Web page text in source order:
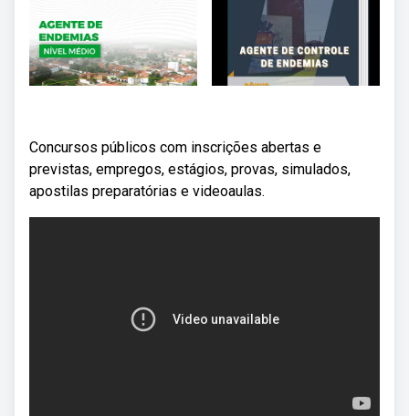
Concursos públicos com inscrições abertas e
previstas, empregos, estágios, provas, simulados,
apostilas preparatórias e videoaulas.